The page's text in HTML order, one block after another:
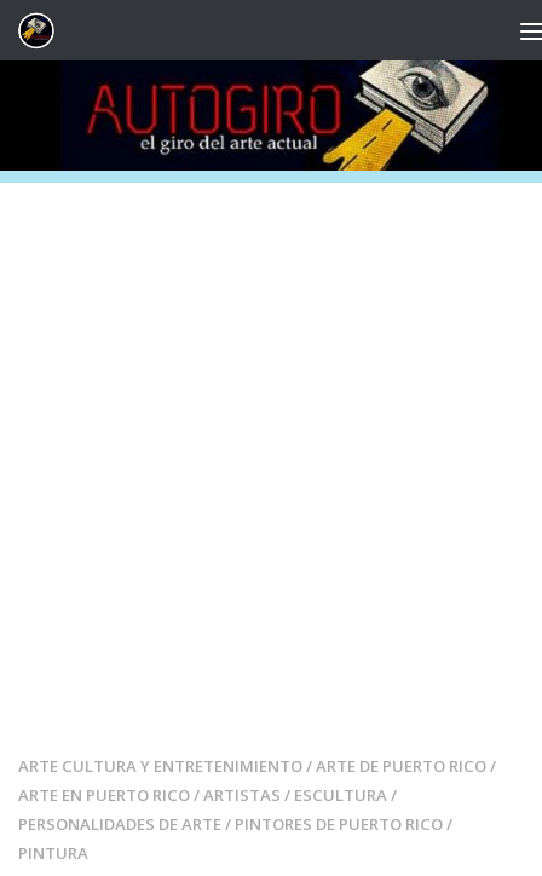
Saltar al contenido
ARTE CULTURA Y ENTRETENIMIENTO/ARTE DE PUERTO RICO/
ARTE EN PUERTO RICO/ARTISTAS / ESCULTURA/
PERSONALIDADES DE ARTE/ PINTORES DE PUERTO RICO/
PINTURA